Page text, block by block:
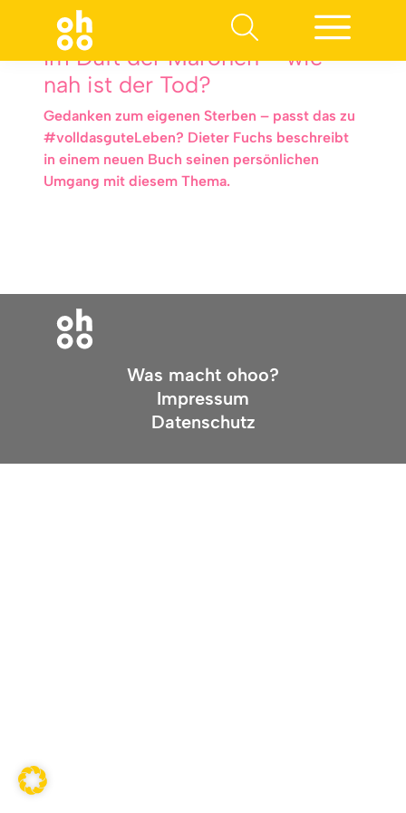
Im Duft der Maronen – wie
nah ist der Tod?
Gedanken zum eigenen Sterben – passt das zu
#volldasguteLeben? Dieter Fuchs beschreibt
in einem neuen Buch seinen persönlichen
Umgang mit diesem Thema.
Was macht ohoo?
Impressum
Datenschutz